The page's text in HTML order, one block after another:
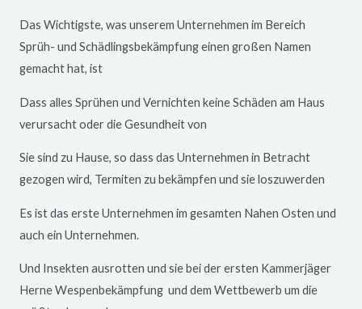
Das Wichtigste, was unserem Unternehmen im Bereich
Sprüh- und Schädlingsbekämpfung einen großen Namen
gemacht hat, ist
Dass alles Sprühen und Vernichten keine Schäden am Haus
verursacht oder die Gesundheit von
Sie sind zu Hause, so dass das Unternehmen in Betracht
gezogen wird, Termiten zu bekämpfen und sie loszuwerden
Es ist das erste Unternehmen im gesamten Nahen Osten und
auch ein Unternehmen.
Und Insekten ausrotten und sie bei der ersten Kammerjäger
HerneWespenbekämpfung und dem Wettbewerb um die